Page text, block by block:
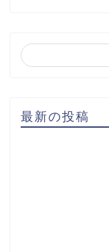
最新の投稿